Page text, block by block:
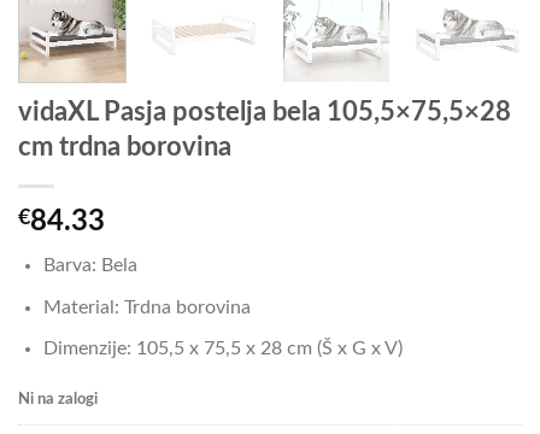
vidaXL Pasja postelja bela 105,5×75,5×28
cm trdna borovina
€84.33
Barva: Bela
Material: Trdna borovina
Dimenzije: 105,5 x 75,5 x 28 cm (Š x G x V)
Ni na zalogi